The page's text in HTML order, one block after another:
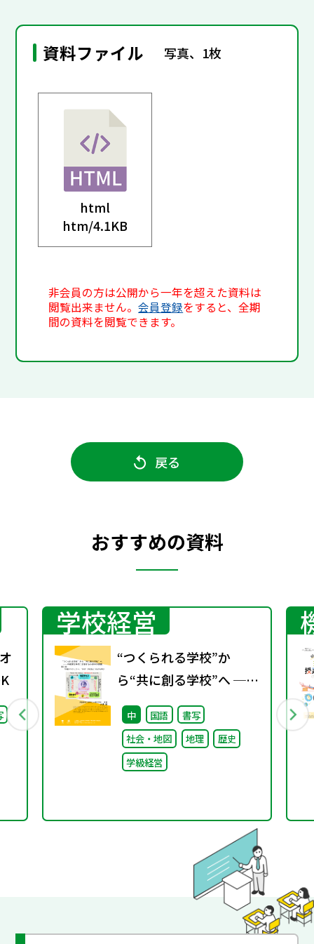
資料ファイル 写真、1枚
html
htm/4.1KB
非会員の方は公開から一年を超えた資料は
閲覧出来ません。会員登録をすると、全期
間の資料を閲覧できます。
戻る
おすすめの資料
学校経営
“つくられる学校”か
ら“共に創る学校”へ ──
不確実な時代に応答する
小津中の実践 第三回
「共創プロジェク
ト」“好き”が社会とつな
中 国語
書写
社会・地図
地理
歴史
学級経営